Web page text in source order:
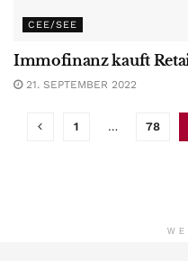
CEE/SEE
Immofinanz kauft
21. SEPTEMBER 2022
1 … 78